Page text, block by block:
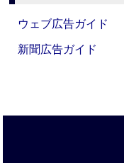
ウェブ広告ガイド
新聞広告ガイド